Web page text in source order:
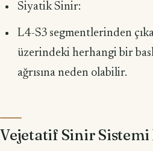
Siyatik Sinir:
L4-S3 segmentlerinden
üzerindeki herhangi bir
ağrısına neden olabilir.
Vejetatif Sinir